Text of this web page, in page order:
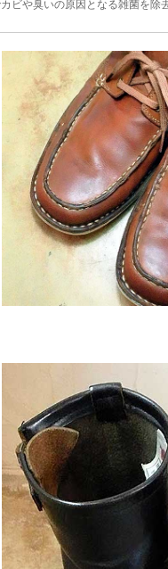
ビや臭いの原因となる雑菌を除